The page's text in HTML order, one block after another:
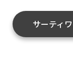
サーティ